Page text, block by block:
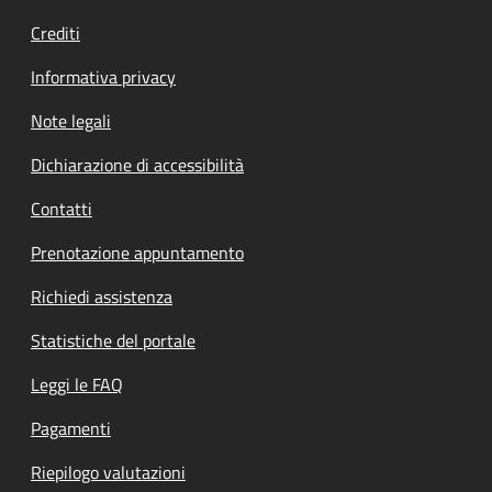
Crediti
Informativa privacy
Note legali
Dichiarazione di accessibilità
Contatti
Prenotazione appuntamento
Richiedi assistenza
Statistiche del portale
Leggi le FAQ
Pagamenti
Riepilogo valutazioni